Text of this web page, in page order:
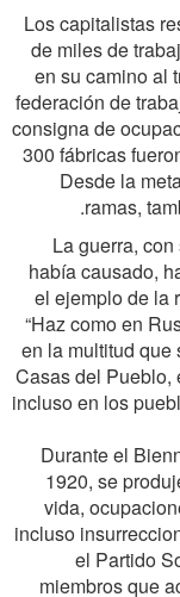
Los capitalistas
de miles de
en su camino al
federación de
consigna de
300 fábricas
Desde la
ramas,
La guerra,
había causado,
el ejemplo de la
“Haz como en
en la multitud que
Casas del Pueblo,
incluso en los
Durante el
1920, se
vida,
incluso
el Partido
miembros que